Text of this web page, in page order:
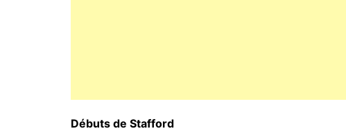
Débuts de Stafford